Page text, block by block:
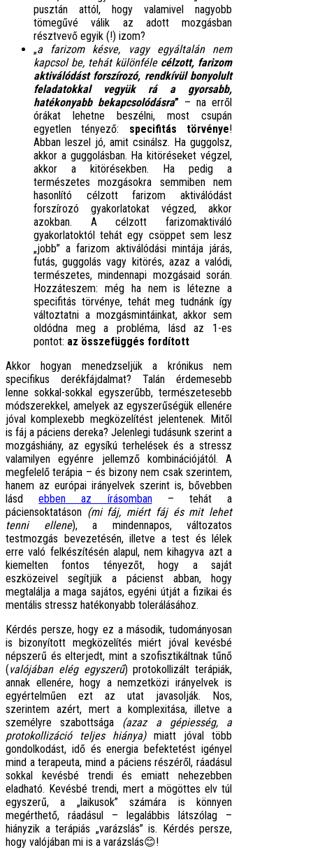
pusztán attól, hogy valamivel nagyobb
tömegűvé válik az adott mozgásban
résztvevő egyik (!) izom?
„a farizom késve, vagy egyáltalán nem
kapcsol be, tehát különféle célzott, farizom
aktiválódást forszírozó, rendkívül bonyolult
feladatokkal vegyük rá a gyorsabb,
hatékonyabb bekapcsolódásra” – na erről
órákat lehetne beszélni, most csupán
egyetlen tényező: specifitás törvénye!
Abban leszel jó, amit csinálsz. Ha guggolsz,
akkor a guggolásban. Ha kitöréseket végzel,
akkor a kitörésekben. Ha pedig a
természetes mozgásokra semmiben nem
hasonlító célzott farizom aktiválódást
forszírozó gyakorlatokat végzed, akkor
azokban. A célzott farizomaktiváló
gyakorlatoktól tehát egy csöppet sem lesz
„jobb” a farizom aktiválódási mintája járás,
futás, guggolás vagy kitörés, azaz a valódi,
természetes, mindennapi mozgásaid során.
Hozzáteszem: még ha nem is létezne a
specifitás törvénye, tehát meg tudnánk így
változtatni a mozgásmintáinkat, akkor sem
oldódna meg a probléma, lásd az 1-es
pontot: az összefüggés fordított
Akkor hogyan menedzseljük a krónikus nem
specifikus derékfájdalmat? Talán érdemesebb
lenne sokkal-sokkal egyszerűbb, természetesebb
módszerekkel, amelyek az egyszerűségük ellenére
jóval komplexebb megközelítést jelentenek. Mitől
is fáj a páciens dereka? Jelenlegi tudásunk szerint a
mozgáshiány, az egysíkú terhelések és a stressz
valamilyen egyénre jellemző kombinációjától. A
megfelelő terápia – és bizony nem csak szerintem,
hanem az európai irányelvek szerint is, bővebben
lásdebben az írásomban– tehát a
páciensoktatáson (mi fáj, miért fáj és mit lehet
tenni ellene), a mindennapos, változatos
testmozgás bevezetésén, illetve a test és lélek
erre való felkészítésén alapul, nem kihagyva azt a
kiemelten fontos tényezőt, hogy a saját
eszközeivel segítjük a pácienst abban, hogy
megtalálja a maga sajátos, egyéni útját a fizikai és
mentális stressz hatékonyabb tolerálásához.
Kérdés persze, hogy ez a második, tudományosan
is bizonyított megközelítés miért jóval kevésbé
népszerű és elterjedt, mint a szofisztikáltnak tűnő
(valójában elég egyszerű) protokollizált terápiák,
annak ellenére, hogy a nemzetközi irányelvek is
egyértelműen ezt az utat javasolják. Nos,
szerintem azért, mert a komplexitása, illetve a
személyre szabottsága (azaz a gépiesség, a
protokollizáció teljes hiánya)miatt jóval több
gondolkodást, idő és energia befektetést igényel
mind a terapeuta, mind a páciens részéről, ráadásul
sokkal kevésbé trendi és emiatt nehezebben
eladható. Kevésbé trendi, mert a mögöttes elv túl
egyszerű, a „laikusok” számára is könnyen
megérthető, ráadásul – legalábbis látszólag –
hiányzik a terápiás „varázslás” is. Kérdés persze,
hogy valójában mi is a varázslás😊!